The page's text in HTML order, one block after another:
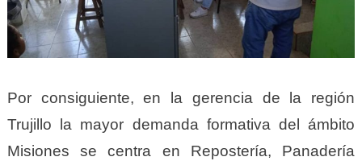
Por consiguiente, en la gerencia de la región
Trujillo la mayor demanda formativa del ámbito
Misiones se centra en Repostería, Panadería